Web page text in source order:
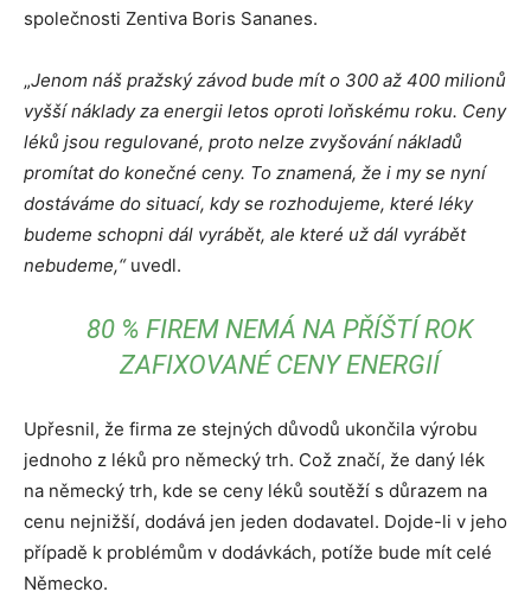
společnosti Zentiva Boris Sananes.
„Jenom náš pražský závod bude mít o 300 až 400 milionů
vyšší náklady za energii letos oproti loňskému roku. Ceny
léků jsou regulované, proto nelze zvyšování nákladů
promítat do konečné ceny. To znamená, že i my se nyní
dostáváme do situací, kdy se rozhodujeme, které léky
budeme schopni dál vyrábět, ale které už dál vyrábět
nebudeme,“uvedl.
80 % FIREM NEMÁ NA PŘÍŠTÍ ROK
ZAFIXOVANÉ CENY ENERGIÍ
Upřesnil, že firma ze stejných důvodů ukončila výrobu
jednoho z léků pro německý trh. Což značí, že daný lék
na německý trh, kde se ceny léků soutěží s důrazem na
cenu nejnižší, dodává jen jeden dodavatel. Dojde-li v jeho
případě k problémům v dodávkách, potíže bude mít celé
Německo.